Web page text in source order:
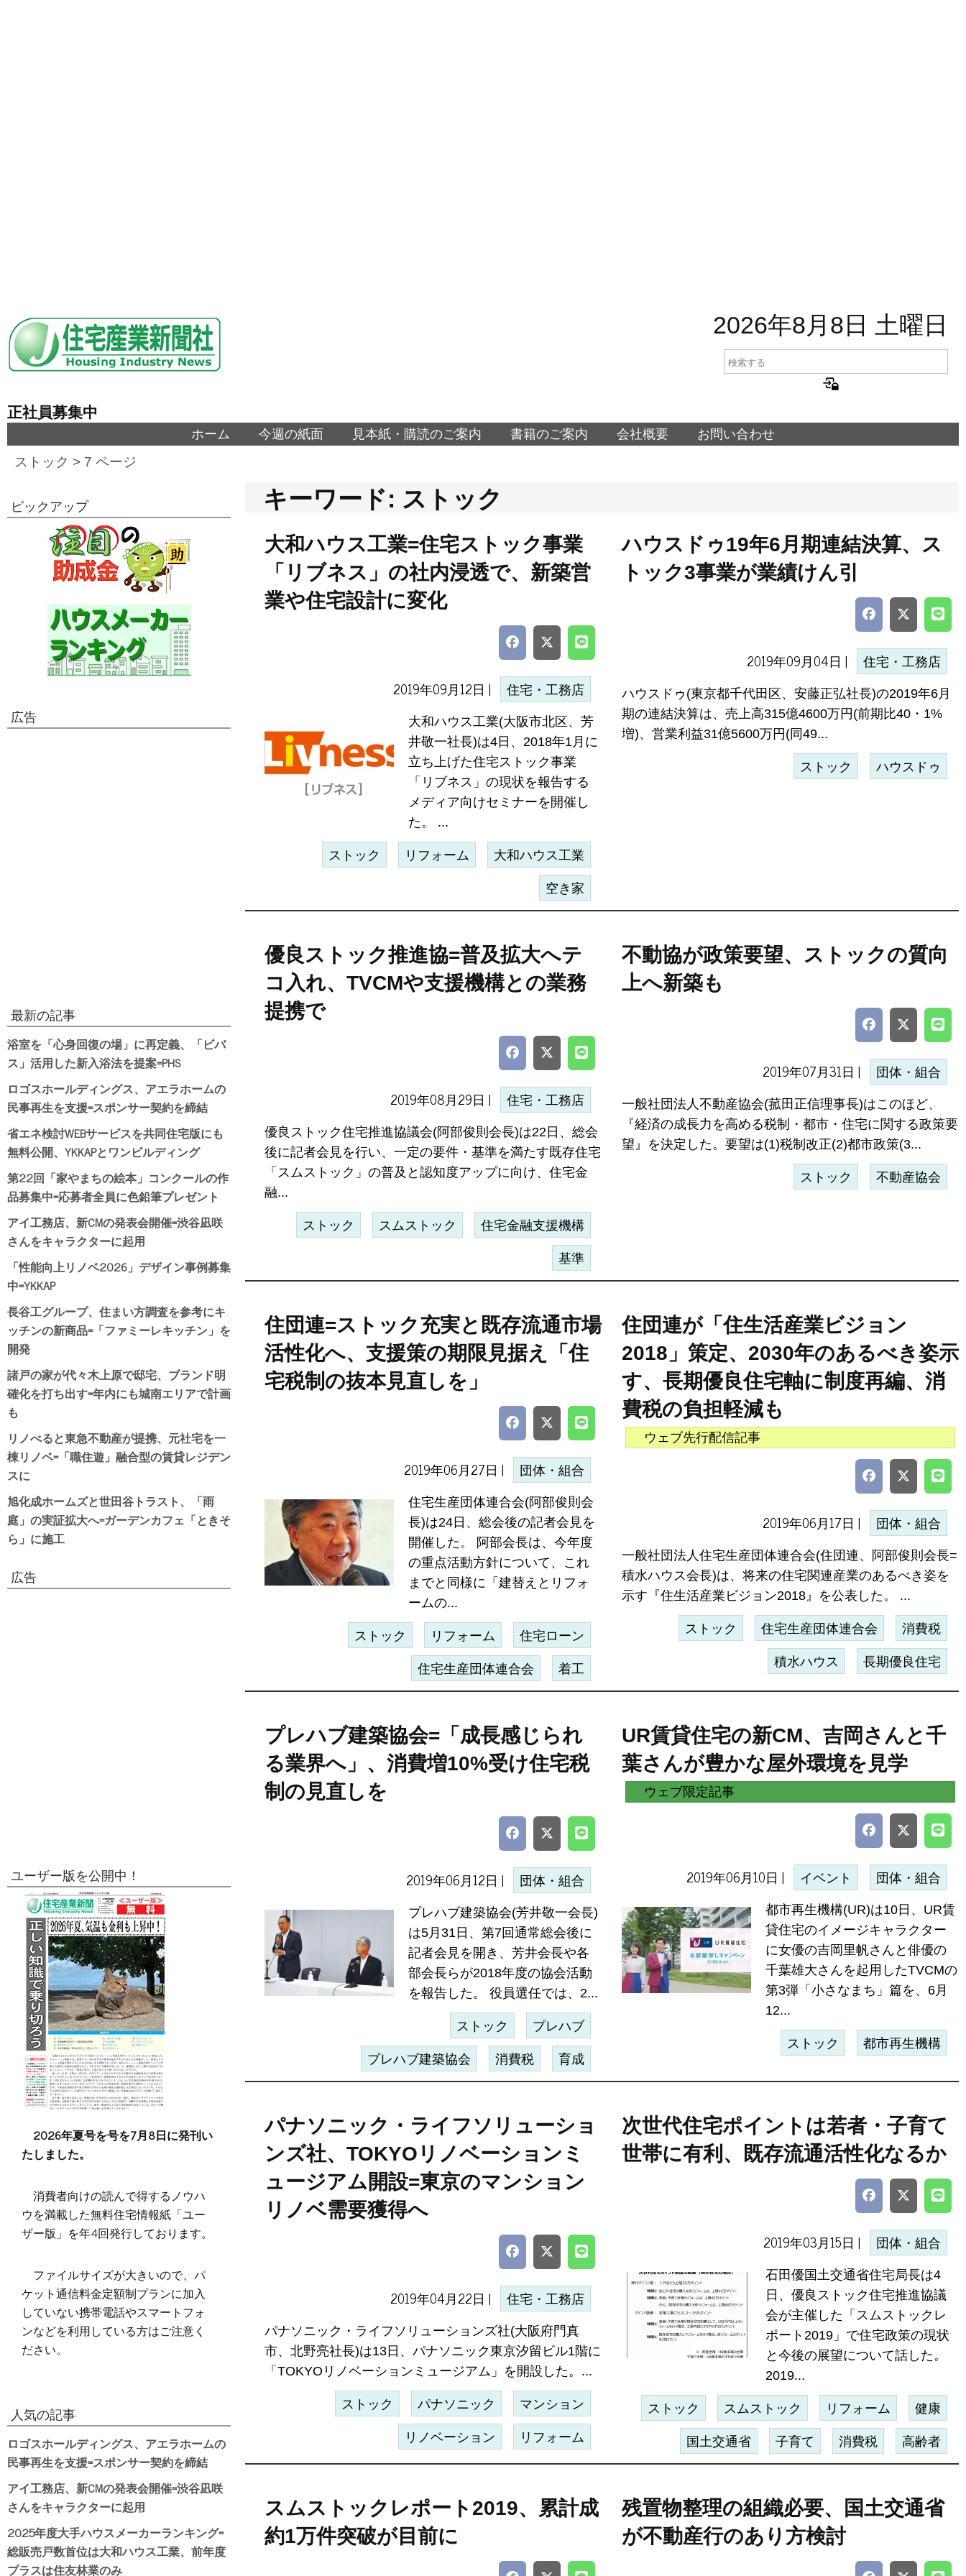
2026年8月8日 土曜日
正社員募集中
ホーム 今週の紙面 見本紙・購読のご案内 書籍のご案内 会社概要 お問い合わせ
ストック > 7 ページ
キーワード: ストック
大和ハウス工業=住宅ストック事業
「リブネス」の社内浸透で、新築営
業や住宅設計に変化
2019年09月12日 | 住宅・工務店
大和ハウス工業(大阪市北区、芳
井敬一社長)は4日、2018年1月に
立ち上げた住宅ストック事業
「リブネス」の現状を報告する
メディア向けセミナーを開催し
た。 ...
ストック リフォーム 大和ハウス工業
空き家
ハウスドゥ19年6月期連結決算、ス
トック3事業が業績けん引
2019年09月04日 | 住宅・工務店
ハウスドゥ(東京都千代田区、安藤正弘社長)の2019年6月
期の連結決算は、売上高315億4600万円(前期比40・1%
増)、営業利益31億5600万円(同49...
ストック ハウスドゥ
優良ストック推進協=普及拡大へテ
コ入れ、TVCMや支援機構との業務
提携で
2019年08月29日 | 住宅・工務店
優良ストック住宅推進協議会(阿部俊則会長)は22日、総会
後に記者会見を行い、一定の要件・基準を満たす既存住宅
「スムストック」の普及と認知度アップに向け、住宅金
融...
ストック スムストック 住宅金融支援機構
基準
不動協が政策要望、ストックの質向
上へ新築も
2019年07月31日 | 団体・組合
一般社団法人不動産協会(菰田正信理事長)はこのほど、
『経済の成長力を高める税制・都市・住宅に関する政策要
望』を決定した。要望は(1)税制改正(2)都市政策(3...
ストック 不動産協会
住団連=ストック充実と既存流通市場
活性化へ、支援策の期限見据え「住
宅税制の抜本見直しを」
2019年06月27日 | 団体・組合
住宅生産団体連合会(阿部俊則会
長)は24日、総会後の記者会見を
開催した。 阿部会長は、今年度
の重点活動方針について、これ
までと同様に「建替えとリフォ
ームの...
ストック リフォーム 住宅ローン
住宅生産団体連合会 着工
住団連が「住生活産業ビジョン
2018」策定、2030年のあるべき姿示
す、長期優良住宅軸に制度再編、消
費税の負担軽減も
ウェブ先行配信記事
2019年06月17日 | 団体・組合
一般社団法人住宅生産団体連合会(住団連、阿部俊則会長=
積水ハウス会長)は、将来の住宅関連産業のあるべき姿を
示す『住生活産業ビジョン2018』を公表した。 ...
ストック 住宅生産団体連合会 消費税
積水ハウス 長期優良住宅
プレハブ建築協会=「成長感じられ
る業界へ」、消費増10%受け住宅税
制の見直しを
2019年06月12日 | 団体・組合
プレハブ建築協会(芳井敬一会長)
は5月31日、第7回通常総会後に
記者会見を開き、芳井会長や各
部会長らが2018年度の協会活動
を報告した。 役員選任では、2...
ストック プレハブ
プレハブ建築協会 消費税 育成
UR賃貸住宅の新CM、吉岡さんと千
葉さんが豊かな屋外環境を見学
ウェブ限定記事
2019年06月10日 | イベント 団体・組合
都市再生機構(UR)は10日、UR賃
貸住宅のイメージキャラクター
に女優の吉岡里帆さんと俳優の
千葉雄大さんを起用したTVCMの
第3弾「小さなまち」篇を、6月
12...
ストック 都市再生機構
パナソニック・ライフソリューショ
ンズ社、TOKYOリノベーションミ
ュージアム開設=東京のマンション
リノベ需要獲得へ
2019年04月22日 | 住宅・工務店
パナソニック・ライフソリューションズ社(大阪府門真
市、北野亮社長)は13日、パナソニック東京汐留ビル1階に
「TOKYOリノベーションミュージアム」を開設した。...
ストック パナソニック マンション
リノベーション リフォーム
次世代住宅ポイントは若者・子育て
世帯に有利、既存流通活性化なるか
2019年03月15日 | 団体・組合
石田優国土交通省住宅局長は4
日、優良ストック住宅推進協議
会が主催した「スムストックレ
ポート2019」で住宅政策の現状
と今後の展望について話した。
2019...
ストック スムストック リフォーム 健康
国土交通省 子育て 消費税 高齢者
スムストックレポート2019、累計成
約1万件突破が目前に
残置物整理の組織必要、国土交通省
が不動産行のあり方検討
ピックアップ
広告
最新の記事
浴室を「心身回復の場」に再定義、「ビバ
ス」活用した新入浴法を提案=PHS
ロゴスホールディングス、アエラホームの
民事再生を支援=スポンサー契約を締結
省エネ検討WEBサービスを共同住宅版にも
無料公開、YKKAPとワンビルディング
第22回「家やまちの絵本」コンクールの作
品募集中=応募者全員に色鉛筆プレゼント
アイ工務店、新CMの発表会開催=渋谷凪咲
さんをキャラクターに起用
「性能向上リノベ2026」デザイン事例募集
中=YKKAP
長谷工グループ、住まい方調査を参考にキ
ッチンの新商品=「ファミーレキッチン」を
開発
諸戸の家が代々木上原で邸宅、ブランド明
確化を打ち出す=年内にも城南エリアで計画
も
リノべると東急不動産が提携、元社宅を一
棟リノベ=「職住遊」融合型の賃貸レジデン
スに
旭化成ホームズと世田谷トラスト、「雨
庭」の実証拡大へ=ガーデンカフェ「ときそ
ら」に施工
広告
ユーザー版を公開中！
2026年夏号を号を7月8日に発刊い
たしました。
消費者向けの読んで得するノウハ
ウを満載した無料住宅情報紙「ユー
ザー版」を年4回発行しております。
ファイルサイズが大きいので、パ
ケット通信料金定額制プランに加入
していない携帯電話やスマートフォ
ンなどを利用している方はご注意く
ださい。
人気の記事
ロゴスホールディングス、アエラホームの
民事再生を支援=スポンサー契約を締結
アイ工務店、新CMの発表会開催=渋谷凪咲
さんをキャラクターに起用
2025年度大手ハウスメーカーランキング=
総販売戸数首位は大和ハウス工業、前年度
プラスは住友林業のみ